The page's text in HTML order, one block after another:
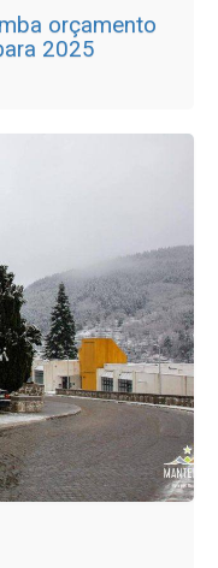
orçamento
2025